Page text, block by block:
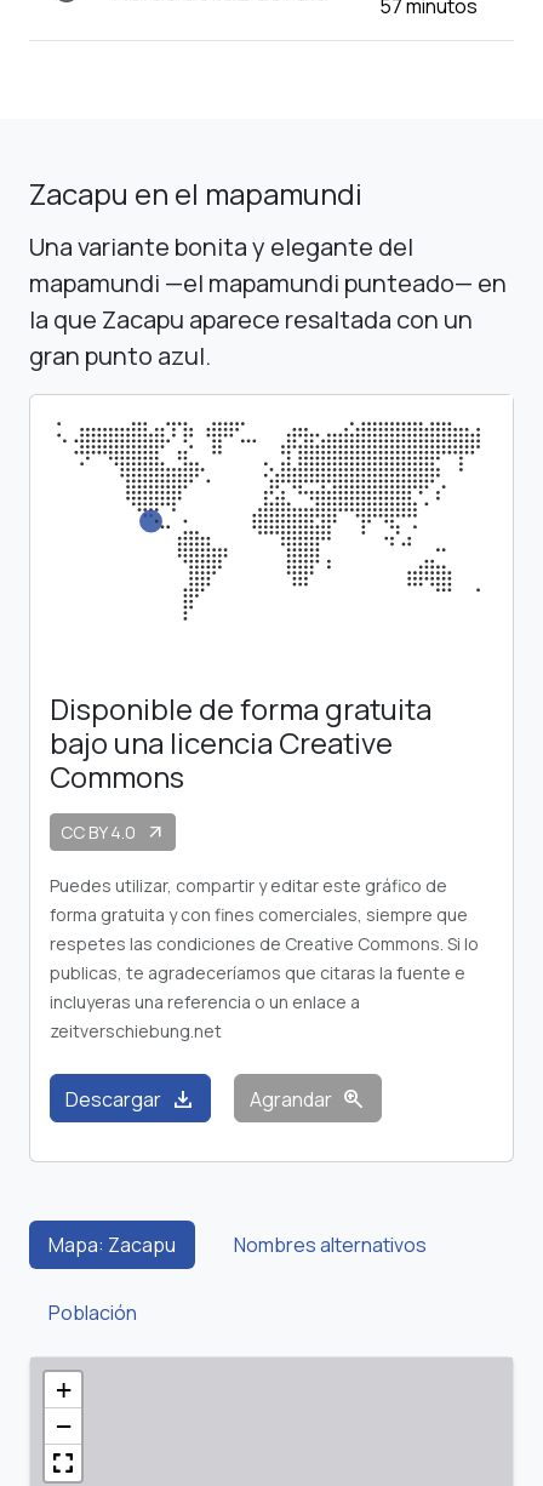
57 minutos
Zacapu en el mapamundi
Una variante bonita y elegante del
mapamundi —el mapamundi punteado— en
la que Zacapu aparece resaltada con un
gran punto azul.
Disponible de forma gratuita
bajo una licencia Creative
Commons
CC BY 4.0 arrow_outward
Puedes utilizar, compartir y editar este gráfico de
forma gratuita y con fines comerciales, siempre que
respetes las condiciones de Creative Commons. Si lo
publicas, te agradeceríamos que citaras la fuente e
incluyeras una referencia o un enlace a
zeitverschiebung.net
Descargar download Agrandar zoom_in
Mapa: Zacapu Nombres alternativos
Población
+
−